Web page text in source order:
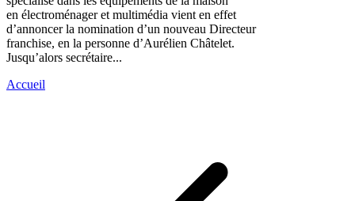
en électroménager et multimédia vient en effet
d’annoncer la nomination d’un nouveau Directeur
franchise, en la personne d’Aurélien Châtelet.
Jusqu’alors secrétaire...
Accueil